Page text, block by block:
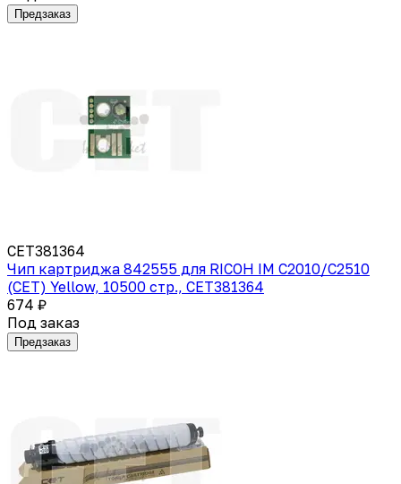
Предзаказ
CET381364
Чип картриджа 842555 для RICOH IM C2010/C2510
(CET) Yellow, 10500 стр., CET381364
674 ₽
Под заказ
Предзаказ